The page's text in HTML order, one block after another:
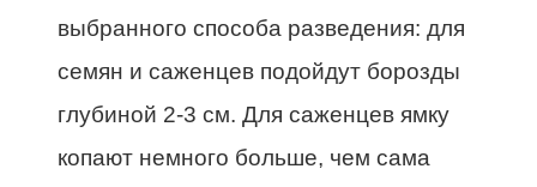
выбранного способа разведения: для
семян и саженцев подойдут борозды
глубиной 2-3 см. Для саженцев ямку
копают немного больше, чем сама